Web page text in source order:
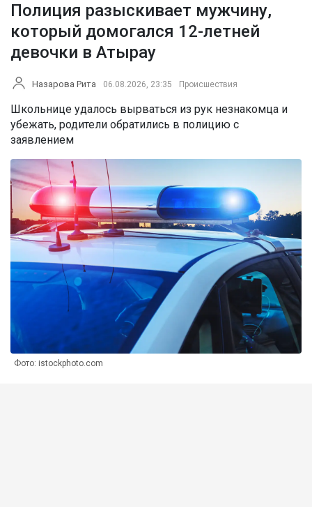
Полиция разыскивает мужчину,
который домогался 12-летней
девочки в Атырау
Назарова Рита 06.08.2026, 23:35 Происшествия
Школьнице удалось вырваться из рук незнакомца и
убежать, родители обратились в полицию с
заявлением
Фото: istockphoto.com